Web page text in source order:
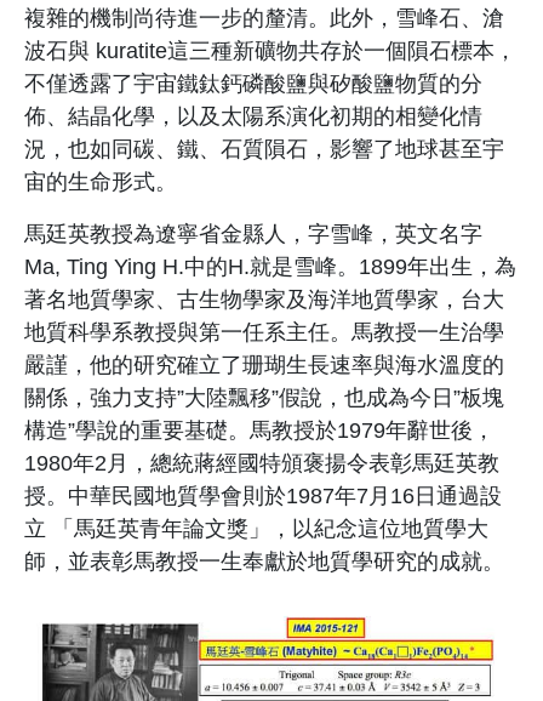
複雜的機制尚待進一步的釐清。此外，雪峰石、滄
波石與 kuratite這三種新礦物共存於一個隕石標本，
不僅透露了宇宙鐵鈦鈣磷酸鹽與矽酸鹽物質的分
佈、結晶化學，以及太陽系演化初期的相變化情
況，也如同碳、鐵、石質隕石，影響了地球甚至宇
宙的生命形式。
馬廷英教授為遼寧省金縣人，字雪峰，英文名字
Ma, Ting Ying H.中的H.就是雪峰。1899年出生，為
著名地質學家、古生物學家及海洋地質學家，台大
地質科學系教授與第一任系主任。馬教授一生治學
嚴謹，他的研究確立了珊瑚生長速率與海水溫度的
關係，強力支持”大陸飄移”假說，也成為今日”板塊
構造”學說的重要基礎。馬教授於1979年辭世後，
1980年2月，總統蔣經國特頒褒揚令表彰馬廷英教
授。中華民國地質學會則於1987年7月16日通過設
立 「馬廷英青年論文獎」，以紀念這位地質學大
師，並表彰馬教授一生奉獻於地質學研究的成就。